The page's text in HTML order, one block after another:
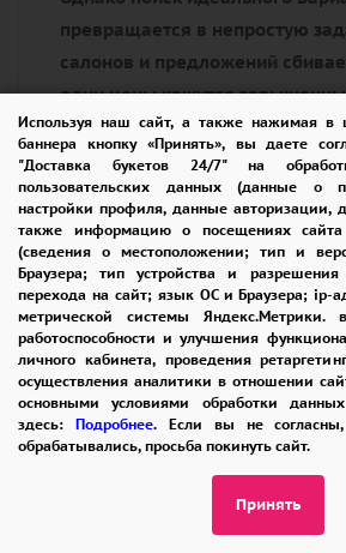
Используя наш сайт, а также нажимая в
баннера кнопку «Принять», вы даете
"Доставка букетов 24/7" на
пользовательских данных (данные о
настройки профиля, данные авторизации,
также информацию о посещениях
(сведения о местоположении; тип и
Браузера; тип устройства и
перехода на сайт; язык ОС и Браузера; ip-
метрической системы Яндекс.Метрики.
работоспособности и улучшения
личного кабинета, проведения
осуществления аналитики в отношении
основными условиями обработки
здесь: Подробнее. Если вы не
обрабатывались, просьба покинуть сайт.
Принять
превращается в непростую
салонов и предложений
одни цены кажутся
подозрительно низкими. Как
что заказ не обернется
Желая помочь вам найти
решение, мы создали
интернет-магазин цветов и
доставкой по Калуге. Наше
отличие — фокус на доставке
собственного склада, без
престижных торговых
подход позволяет нам
привлекательные цены на
сделать доставку абсолютно
любую точку города.